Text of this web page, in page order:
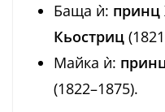
Баща ѝ: принц
Кьостриц
Майка ѝ:
(1822–1875).